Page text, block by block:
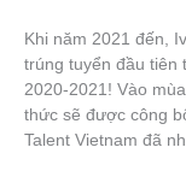
Khi năm 2021 đến,
trúng tuyển đầu tiên
2020-2021! Vào
thức sẽ được công
Talent Vietnam đã